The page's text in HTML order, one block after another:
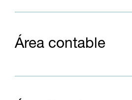
Área contable